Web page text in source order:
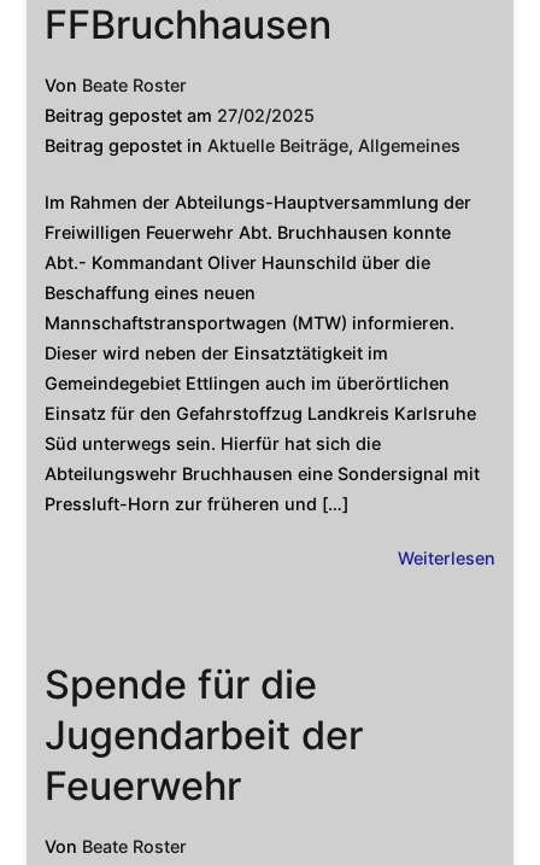
FFBruchhausen
Von Beate Roster
Beitrag gepostet am 27/02/2025
Beitrag gepostet inAktuelle Beiträge,Allgemeines
Im Rahmen der Abteilungs-Hauptversammlung der
Freiwilligen Feuerwehr Abt. Bruchhausen konnte
Abt.- Kommandant Oliver Haunschild über die
Beschaffung eines neuen
Mannschaftstransportwagen (MTW) informieren.
Dieser wird neben der Einsatztätigkeit im
Gemeindegebiet Ettlingen auch im überörtlichen
Einsatz für den Gefahrstoffzug Landkreis Karlsruhe
Süd unterwegs sein. Hierfür hat sich die
Abteilungswehr Bruchhausen eine Sondersignal mit
Pressluft-Horn zur früheren und […]
Weiterlesen
Spende für die
Jugendarbeit der
Feuerwehr
Von Beate Roster